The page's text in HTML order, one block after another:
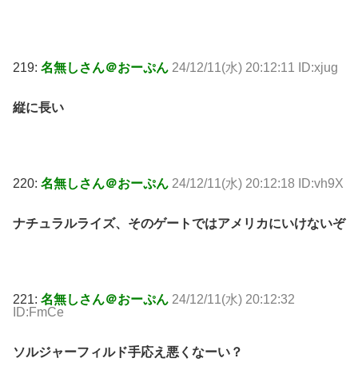
219: 名無しさん＠おーぷん 24/12/11(水) 20:12:11 ID:xjug
縦に長い
220: 名無しさん＠おーぷん 24/12/11(水) 20:12:18 ID:vh9X
ナチュラルライズ、そのゲートではアメリカにいけないぞ
221: 名無しさん＠おーぷん 24/12/11(水) 20:12:32
ID:FmCe
ソルジャーフィルド手応え悪くなーい？